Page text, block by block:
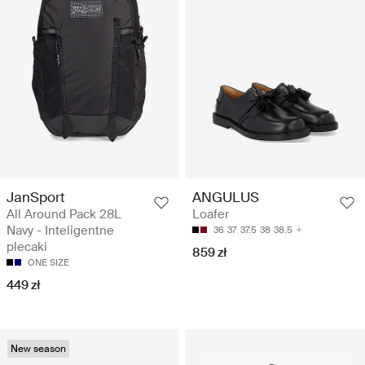
JanSport
All Around Pack 28L
Navy - Inteligentne
plecaki
ONE SIZE
449 zł
ANGULUS
Loafer
36 37 37.5 38 38.5
859 zł
New season